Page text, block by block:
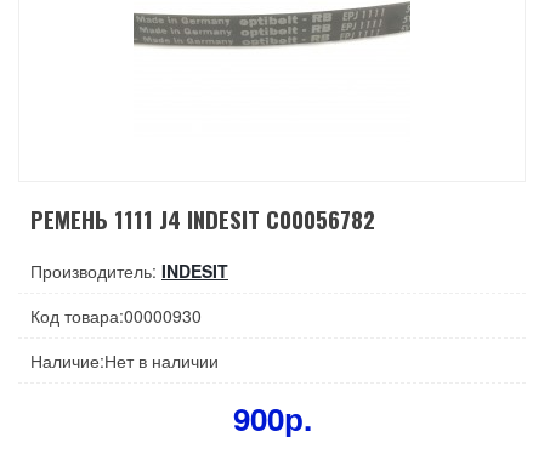
РЕМЕНЬ 1111 J4 INDESIT C00056782
Производитель: INDESIT
Код товара:00000930
Наличие:Нет в наличии
900р.